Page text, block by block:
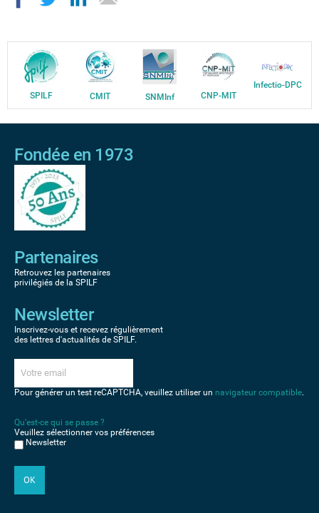
SPILF CMIT SNMInf CNP-MIT
Infectio-DPC
Fondée en 1973
Partenaires
Retrouvez les partenaires
privilégiés de la SPILF
Newsletter
Inscrivez-vous et recevez régulièrement
des lettres d'actualités de SPILF.
Pour générer un test reCAPTCHA, veuillez utiliser un navigateur compatible.
Qu'est-ce qui se passe ?
Veuillez sélectionner vos préférences
Newsletter